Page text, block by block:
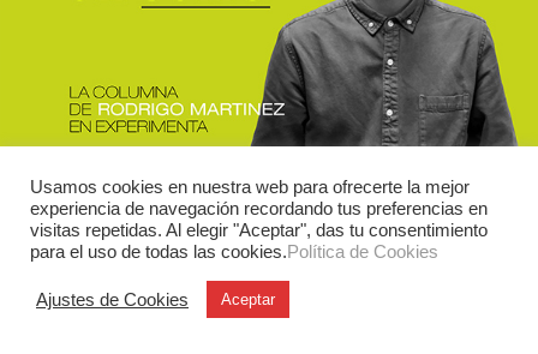
Usamos cookies en nuestra web para ofrecerte la mejor
experiencia de navegación recordando tus preferencias en
visitas repetidas. Al elegir "Aceptar", das tu consentimiento
para el uso de todas las cookies.Política de Cookies
Ajustes de Cookies Aceptar